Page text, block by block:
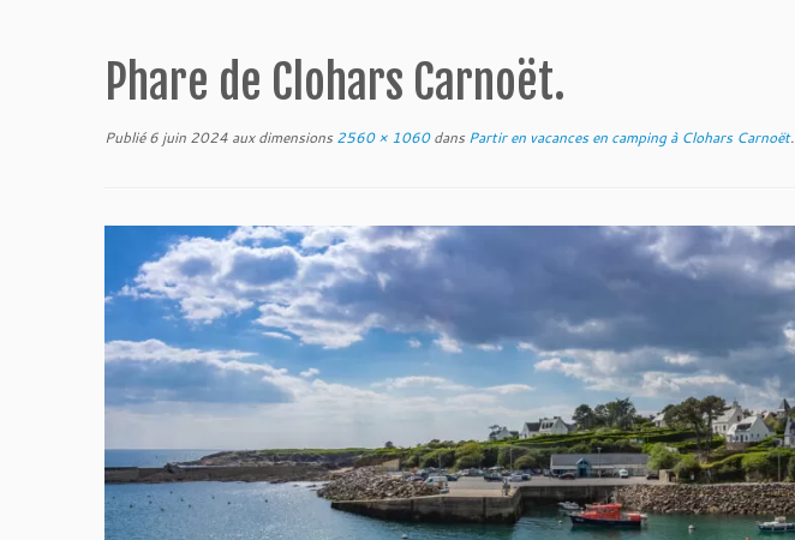
Phare de Clohars Carnoët.
Publié 6 juin 2024 aux dimensions 2560 × 1060dans Partir en vacances en camping à Clohars Carnoët.